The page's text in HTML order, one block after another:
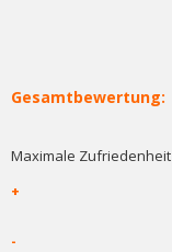
Gesamtbewertung:
Maximale Zufriedenheit
+
-